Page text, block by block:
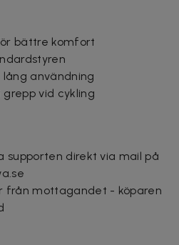
bättre komfort
användning
vid cykling
supporten direkt via mail på
från mottagandet - köparen